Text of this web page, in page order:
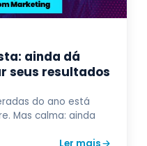
ainda dá
seus resultados
do ano está
Mas calma: ainda